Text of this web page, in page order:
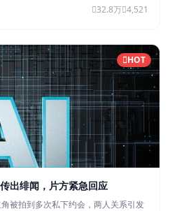
32.8万 4,521
HOT
出绯闻，片方紧急回应
被拍到多次私下约会，两人关系引发